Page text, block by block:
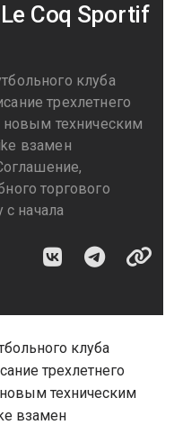
Coq Sportif
клуба
трехлетнего
новым техническим
взамен
торгового
с начала
клуба
трехлетнего
новым техническим
взамен